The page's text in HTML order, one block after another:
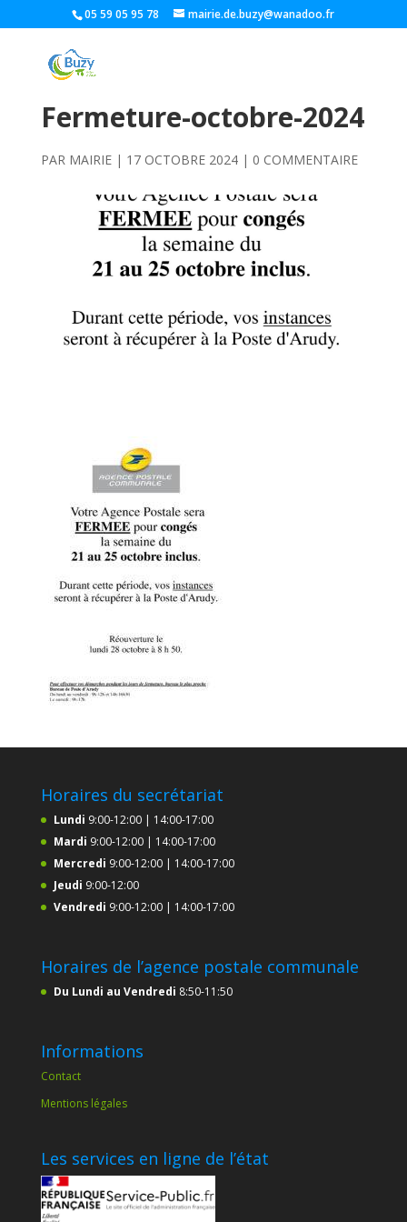
05 59 05 95 78 mairie.de.buzy@wanadoo.fr
Fermeture-octobre-2024
PAR MAIRIE| 17 OCTOBRE 2024| 0 COMMENTAIRE
Horaires du secrétariat
Lundi 9:00-12:00 | 14:00-17:00
Mardi 9:00-12:00 | 14:00-17:00
Mercredi 9:00-12:00 | 14:00-17:00
Jeudi 9:00-12:00
Vendredi 9:00-12:00 | 14:00-17:00
Horaires de l’agence postale communale
Du Lundi au Vendredi 8:50-11:50
Informations
Contact
Mentions légales
Les services en ligne de l’état